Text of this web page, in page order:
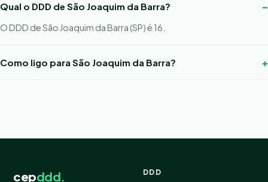
Qual o DDD de São Joaquim da Barra?
O DDD de São Joaquim da Barra (SP) é 16.
Como ligo para São Joaquim da Barra?
cepddd. DDD